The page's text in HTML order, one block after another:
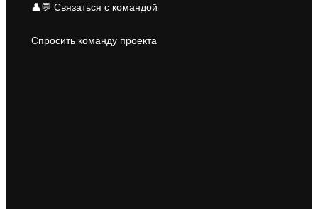
👤💬 Связаться с командой
Спросить команду проекта